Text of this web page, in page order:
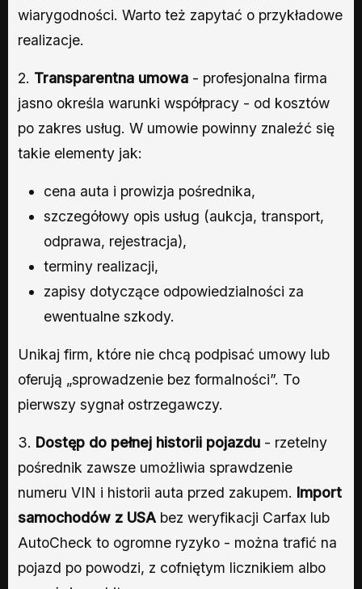
wiarygodności. Warto też zapytać o przykładowe
realizacje.
2. Transparentna umowa - profesjonalna firma
jasno określa warunki współpracy - od kosztów
po zakres usług. W umowie powinny znaleźć się
takie elementy jak:
cena auta i prowizja pośrednika,
szczegółowy opis usług (aukcja, transport,
odprawa, rejestracja),
terminy realizacji,
zapisy dotyczące odpowiedzialności za
ewentualne szkody.
Unikaj firm, które nie chcą podpisać umowy lub
oferują „sprowadzenie bez formalności”. To
pierwszy sygnał ostrzegawczy.
3. Dostęp do pełnej historii pojazdu - rzetelny
pośrednik zawsze umożliwia sprawdzenie
numeru VIN i historii auta przed zakupem. Import
samochodów z USAbez weryfikacji Carfax lub
AutoCheck to ogromne ryzyko - można trafić na
pojazd po powodzi, z cofniętym licznikiem albo